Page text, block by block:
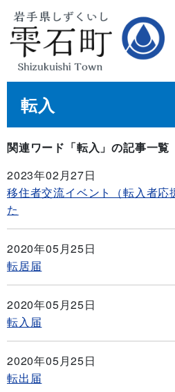
転入
関連ワード「転入」の記事一覧
2023年02月27日
移住者交流イベント（転入者応
た
2020年05月25日
転居届
2020年05月25日
転入届
2020年05月25日
転出届